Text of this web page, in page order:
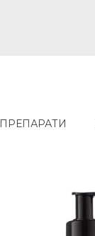
ПРЕПАРАТИ